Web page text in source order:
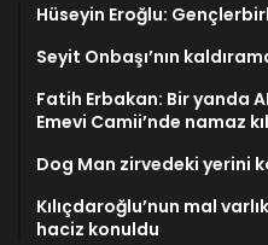
Hüseyin Eroğlu:
Seyit Onbaşı’nın
Fatih Erbakan: Bir yanda
Emevi Camii’nde namaz
Dog Man zirvedeki yerini
Kılıçdaroğlu’nun mal
haciz konuldu